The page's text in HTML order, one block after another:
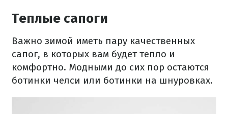
Теплые сапоги
Важно зимой иметь пару качественных
сапог, в которых вам будет тепло и
комфортно. Модными до сих пор остаются
ботинки челси или ботинки на шнуровках.